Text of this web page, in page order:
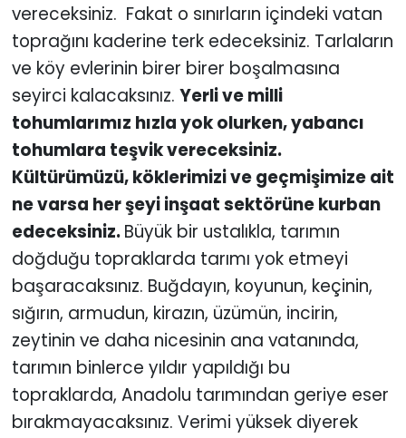
vereceksiniz. Fakat o sınırların içindeki vatan
toprağını kaderine terk edeceksiniz. Tarlaların
ve köy evlerinin birer birer boşalmasına
seyirci kalacaksınız. Yerli ve milli
tohumlarımız hızla yok olurken, yabancı
tohumlara teşvik vereceksiniz.
Kültürümüzü, köklerimizi ve geçmişimize ait
ne varsa her şeyi inşaat sektörüne kurban
edeceksiniz.Büyük bir ustalıkla, tarımın
doğduğu topraklarda tarımı yok etmeyi
başaracaksınız. Buğdayın, koyunun, keçinin,
sığırın, armudun, kirazın, üzümün, incirin,
zeytinin ve daha nicesinin ana vatanında,
tarımın binlerce yıldır yapıldığı bu
topraklarda, Anadolu tarımından geriye eser
bırakmayacaksınız. Verimi yüksek diyerek